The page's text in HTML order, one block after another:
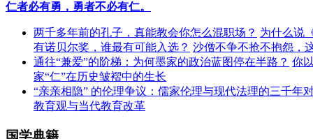
仁者必有勇，勇者不必有仁。
两千多年前的孔子，真能教会你怎么混职场？ 为什么说
有诺贝尔奖，谁最有可能入选？ 沙僧不争不抢不抱怨，
通往“兼爱”的阶梯：为何墨家的政治蓝图停在半路？ 你
家“仁”在历史皱褶中的生长
“亲亲相隐” 的伦理争议：儒家伦理与现代法理的三千年
教育观与当代教育改革
国学典籍